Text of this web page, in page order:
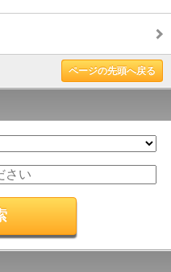
ページの先頭へ戻る